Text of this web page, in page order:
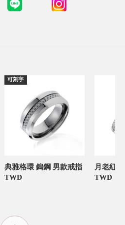
可刻字
典雅格環 鎢鋼 男款戒指
TWD
TWD